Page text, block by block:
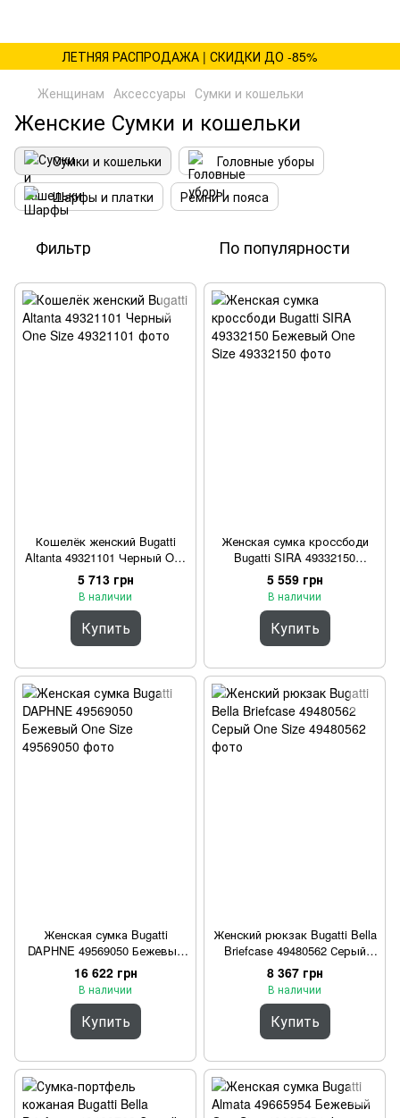
ЛЕТНЯЯ РАСПРОДАЖА | СКИДКИ ДО -85%
Женщинам Аксессуары Сумки и кошельки
Женские Сумки и кошельки
Сумки и кошельки
Головные уборы
Шарфы и платки
Ремни и пояса
Фильтр По популярности
Кошелёк женский Bugatti
Altanta 49321101 Черный One
Size
5 713 грн
В наличии
Купить
Женская сумка кроссбоди
Bugatti SIRA 49332150
Бежевый One Size
5 559 грн
В наличии
Купить
Женская сумка Bugatti
DAPHNE 49569050 Бежевый
One Size
16 622 грн
В наличии
Купить
Женский рюкзак Bugatti Bella
Briefcase 49480562 Серый
One Size
8 367 грн
В наличии
Купить